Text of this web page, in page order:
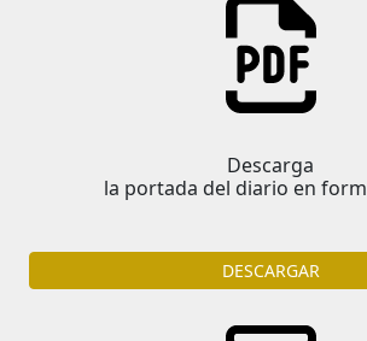
Descarga
la portada del diario en
DESCARGAR